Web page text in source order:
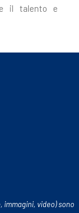
il talento e
video) sono